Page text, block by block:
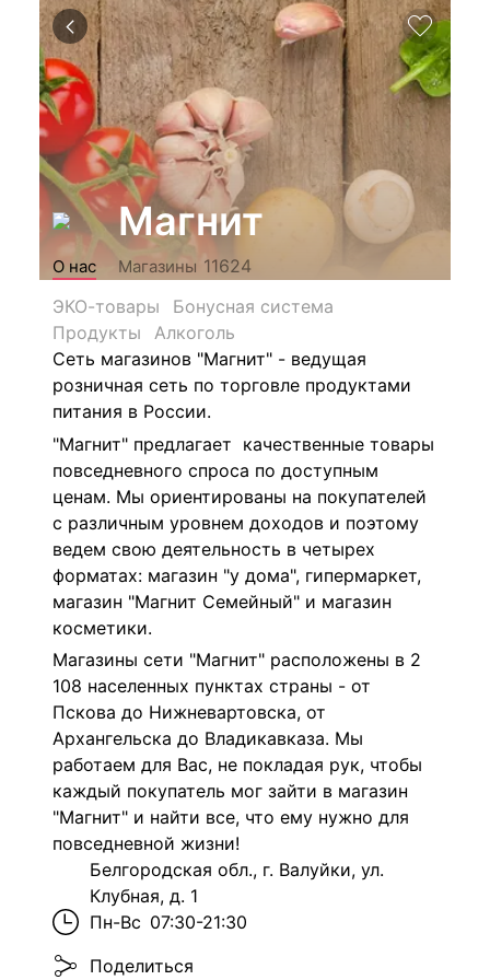
Магнит
О нас Магазины 11624
ЭКО-товары
Бонусная система
Продукты
Алкоголь
Сеть магазинов "Магнит" - ведущая
розничная сеть по торговле продуктами
питания в России.
"Магнит" предлагает качественные товары
повседневного спроса по доступным
ценам. Мы ориентированы на покупателей
с различным уровнем доходов и поэтому
ведем свою деятельность в четырех
форматах: магазин "у дома", гипермаркет,
магазин "Магнит Семейный" и магазин
косметики.
Магазины сети "Магнит" расположены в 2
108 населенных пунктах страны - от
Пскова до Нижневартовска, от
Архангельска до Владикавказа. Мы
работаем для Вас, не покладая рук, чтобы
каждый покупатель мог зайти в магазин
"Магнит" и найти все, что ему нужно для
повседневной жизни!
Белгородская обл., г. Валуйки, ул.
Клубная, д. 1
Пн-Вс 07:30-21:30
Поделиться